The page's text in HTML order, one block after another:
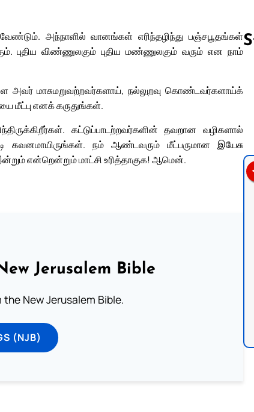
அந்நாளில் வானங்கள் எரிந்தழிந்து பஞ்சபூதங்கள்
புதிய விண்ணுலகும் புதிய மண்ணுலகும் வரும் என நாம்
அவர் மாசுமறுவற்றவர்களாய், நல்லுறவு கொண்டவர்களாய்க்
மீட்பு எனக் கருதுங்கள்.
கட்டுப்பாடற்றவர்களின் தவறான வழிகளால்
கவனமாயிருங்கள். நம் ஆண்டவரும் மீட்பருமான இயேசு
என்றென்றும் மாட்சி உரித்தாகுக! ஆமென்.
Jerusalem Bible
New Jerusalem Bible.
(NJB)
Follow us on Facebook